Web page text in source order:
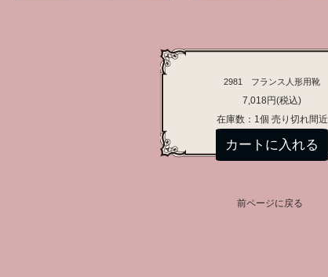
2981 フランス人形用靴
7,018円(税込)
在庫数：1個 売り切れ間近
前ページに戻る